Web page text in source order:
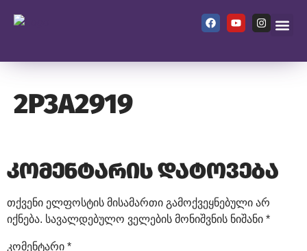
2P3A2919
კომენტარის დატოვება
თქვენი ელფოსტის მისამართი გამოქვეყნებული არ
იქნება. სავალდებულო ველების მონიშვნის ნიშანი *
კომენტარი *